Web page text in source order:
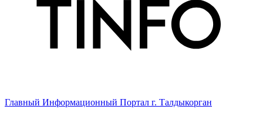
Главный Информационный Портал г. Талдыкорган